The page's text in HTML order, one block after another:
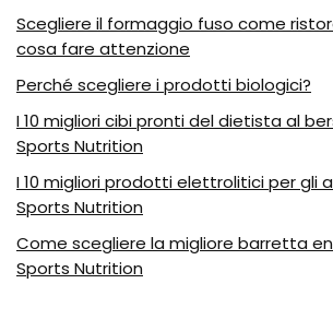
Scegliere il formaggio fuso come
cosa fare attenzione
Perché scegliere i prodotti biologici?
I 10 migliori cibi pronti del dietista al
Sports Nutrition
I 10 migliori prodotti elettrolitici per gli
Sports Nutrition
Come scegliere la migliore barretta
Sports Nutrition